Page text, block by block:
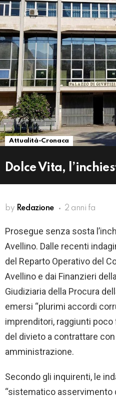
Attualità-Cronaca
Dolce Vita,
by Redazione 2 anni fa
Prosegue senza sosta
Avellino. Dalle recenti
del Reparto Operativo del
Avellino e dai Finanzieri
Giudiziaria della Procura
emersi “plurimi accordi
imprenditori, raggiunti
del divieto a contrattare
amministrazione.
Secondo gli inquirenti, le
“sistematico